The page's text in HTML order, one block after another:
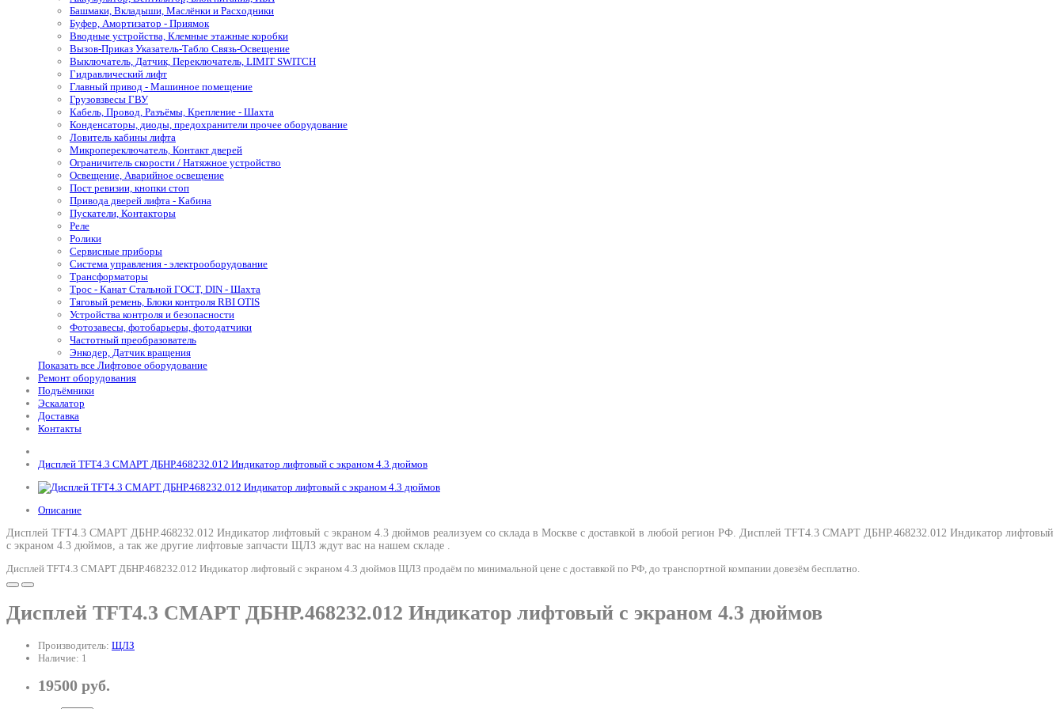
Башмаки, Вкладыши, Маслёнки и Расходники
Буфер, Амортизатор - Приямок
Вводные устройства, Клемные этажные коробки
Вызов-Приказ Указатель-Табло Связь-Освещение
Выключатель, Датчик, Переключатель, LIMIT SWITCH
Гидравлический лифт
Главный привод - Машинное помещение
Грузовзвесы ГВУ
Кабель, Провод, Разъёмы, Крепление - Шахта
Конденсаторы, диоды, предохранители прочее оборудование
Ловитель кабины лифта
Микропереключатель, Контакт дверей
Ограничитель скорости / Натяжное устройство
Освещение, Аварийное освещение
Пост ревизии, кнопки стоп
Привода дверей лифта - Кабина
Пускатели, Контакторы
Реле
Ролики
Сервисные приборы
Система управления - электрооборудование
Трансформаторы
Трос - Канат Стальной ГОСТ, DIN - Шахта
Тяговый ремень, Блоки контроля RBI OTIS
Устройства контроля и безопасности
Фотозавесы, фотобарьеры, фотодатчики
Частотный преобразователь
Энкодер, Датчик вращения
Показать все Лифтовое оборудование
Ремонт оборудования
Подъёмники
Эскалатор
Доставка
Контакты
Дисплей TFT4.3 СМАРТ ДБНР.468232.012 Индикатор лифтовый с экраном 4.3 дюймов
Описание
Дисплей TFT4.3 СМАРТ ДБНР.468232.012 Индикатор лифтовый с экраном 4.3 дюймов реализуем со склада в Москве с доставкой в любой регион РФ. Дисплей TFT4.3 СМАРТ ДБНР.468232.012 Индикатор лифтовый
с экраном 4.3 дюймов, а так же другие лифтовые запчасти ЩЛЗ ждут вас на нашем складе .
Дисплей TFT4.3 СМАРТ ДБНР.468232.012 Индикатор лифтовый с экраном 4.3 дюймов ЩЛЗ продаём по минимальной цене с доставкой по РФ, до транспортной компании довезём бесплатно.
Дисплей TFT4.3 СМАРТ ДБНР.468232.012 Индикатор лифтовый с экраном 4.3 дюймов
Производитель: ЩЛЗ
Наличие: 1
19500 руб.